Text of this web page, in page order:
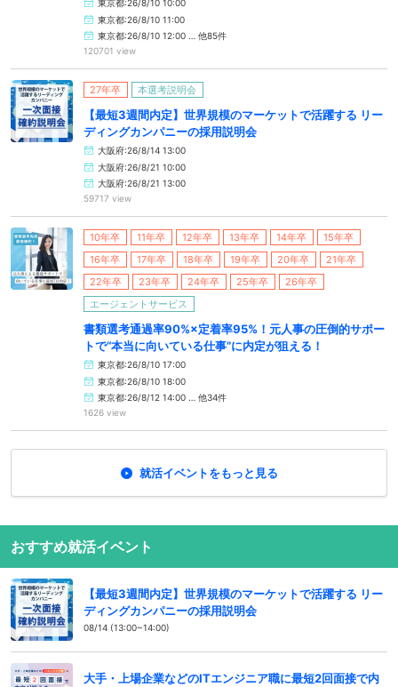
東京都:26/8/10 10:00
東京都:26/8/10 11:00
東京都:26/8/10 12:00 … 他85件
120701 view
27年卒 本選考説明会
【最短3週間内定】世界規模のマーケットで活躍する リー
ディングカンパニーの採用説明会
大阪府:26/8/14 13:00
大阪府:26/8/21 10:00
大阪府:26/8/21 13:00
59717 view
10年卒 11年卒 12年卒 13年卒 14年卒
15年卒
16年卒
17年卒 18年卒 19年卒 20年卒
21年卒
22年卒
23年卒 24年卒 25年卒
26年卒
エージェントサービス
書類選考通過率90%×定着率95%！元人事の圧倒的サポー
トで“本当に向いている仕事”に内定が狙える！
東京都:26/8/10 17:00
東京都:26/8/10 18:00
東京都:26/8/12 14:00 … 他34件
1626 view
就活イベントをもっと見る
おすすめ就活イベント
【最短3週間内定】世界規模のマーケットで活躍する リー
ディングカンパニーの採用説明会
08/14 (13:00~14:00)
大手・上場企業などのITエンジニア職に最短2回面接で内